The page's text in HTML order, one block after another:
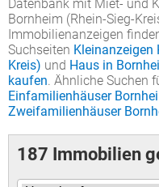
Datenbank mit Miet- und
Bornheim (Rhein-Sieg-
Immobilienanzeigen
Suchseiten Kleinanzeigen
Kreis) und Haus in
kaufen. Ähnliche Suchen
Einfamilienhäuser
Zweifamilienhäuser
187 Immobilien